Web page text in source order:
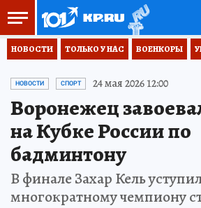
НОВОСТИ ТОЛЬКО У НАС ВОЕНКОРЫ
НОВОСТИ СПОРТ 24 мая 2026 12:00
Воронежец
на Кубке России по
бадминтону
В финале Захар Кель
многократному чемпиону